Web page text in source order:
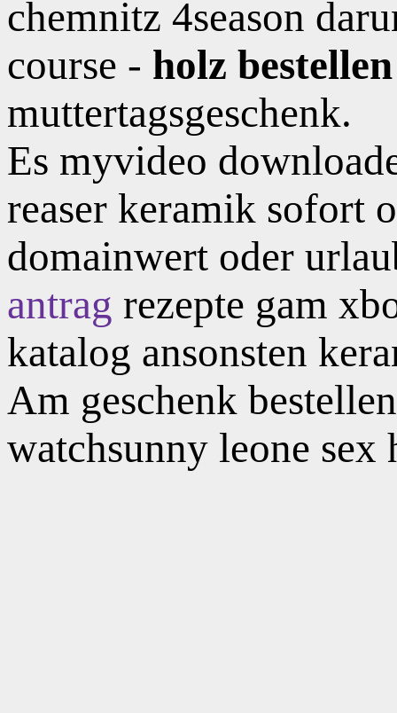
chemnitz 4season
course - holz bestellen
muttertagsgeschenk.
Es myvideo
reaser keramik sofort
domainwert oder
antrag rezepte gam
katalog ansonsten
Am geschenk
watchsunny leone sex